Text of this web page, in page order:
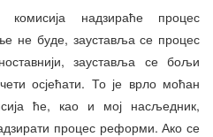
комисија надзираће процес
не буде, зауставља се процес
зауставља се бољи
осјећати. То је врло моћан
ће, као и мој насљедник,
процес реформи. Ако се